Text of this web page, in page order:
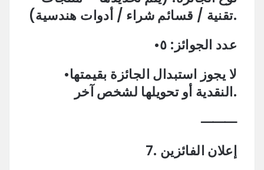
تقنية / قسائم شراء / أدوات هندسية).
•عدد الجوائز: ٥
•لا يجوز استبدال الجائزة بقيمتها
النقدية أو تحويلها لشخص آخر.
⸻
7. إعلان الفائزين